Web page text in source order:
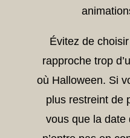
Évitez de
rapproche trop
où Halloween. Si
plus restreint de
vous que la date